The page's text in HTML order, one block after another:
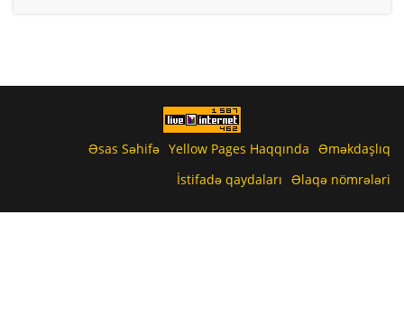
Əsas Səhifə Yellow Pages Haqqında Əməkdaşlıq
İstifadə qaydaları Əlaqə nömrələri